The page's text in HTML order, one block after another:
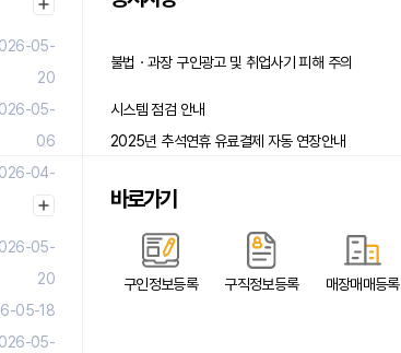
05-
20
05-
06
04-
29
05-
20
05-18
05-
불법ㆍ과장 구인광고 및 취업사기 피해 주의
시스템 점검 안내
2025년 추석연휴 유료결제 자동 연장안내
바로가기
구인정보등록 구직정보등록 매장매매등록